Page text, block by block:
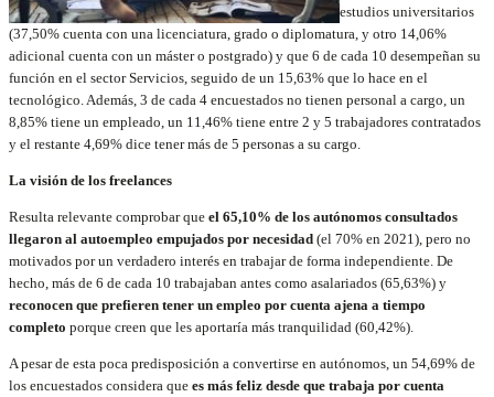
estudios universitarios
(37,50% cuenta con una licenciatura, grado o diplomatura, y otro 14,06%
adicional cuenta con un máster o postgrado) y que 6 de cada 10 desempeñan su
función en el sector Servicios, seguido de un 15,63% que lo hace en el
tecnológico. Además, 3 de cada 4 encuestados no tienen personal a cargo, un
8,85% tiene un empleado, un 11,46% tiene entre 2 y 5 trabajadores contratados
y el restante 4,69% dice tener más de 5 personas a su cargo.
La visión de los freelances
Resulta relevante comprobar que el 65,10% de los autónomos consultados
llegaron al autoempleo empujados por necesidad (el 70% en 2021), pero no
motivados por un verdadero interés en trabajar de forma independiente. De
hecho, más de 6 de cada 10 trabajaban antes como asalariados (65,63%) y
reconocen que prefieren tener un empleo por cuenta ajena a tiempo
completo porque creen que les aportaría más tranquilidad (60,42%).
A pesar de esta poca predisposición a convertirse en autónomos, un 54,69% de
los encuestados considera que es más feliz desde que trabaja por cuenta